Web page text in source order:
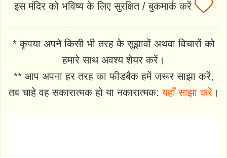
इस मंदिर को भविष्य के लिए सुरक्षित / बुकमार्क करें
* कृपया अपने किसी भी तरह के सुझावों अथवा विचारों को
हमारे साथ अवश्य शेयर करें।
** आप अपना हर तरह का फीडबैक हमें जरूर साझा करें,
तब चाहे वह सकारात्मक हो या नकारात्मक:यहाँ साझा करें।